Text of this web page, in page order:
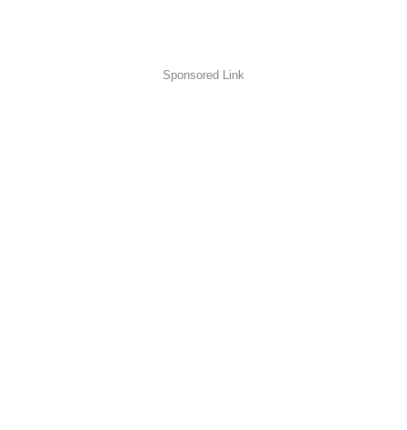
Sponsored Link